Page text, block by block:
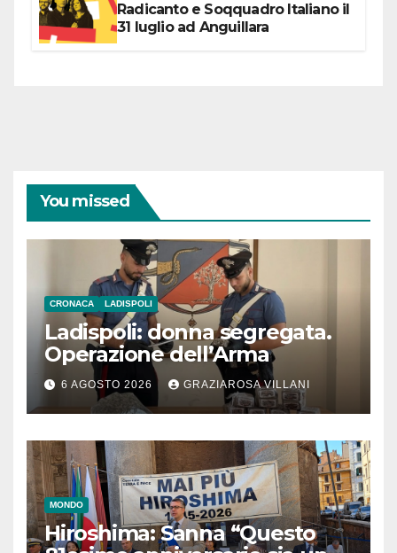
Radicanto e Soqquadro Italiano il
31 luglio ad Anguillara
You missed
CRONACA LADISPOLI
Ladispoli: donna segregata.
Operazione dell’Arma
6 AGOSTO 2026 GRAZIAROSA VILLANI
MONDO
Hiroshima: Sanna “Questo